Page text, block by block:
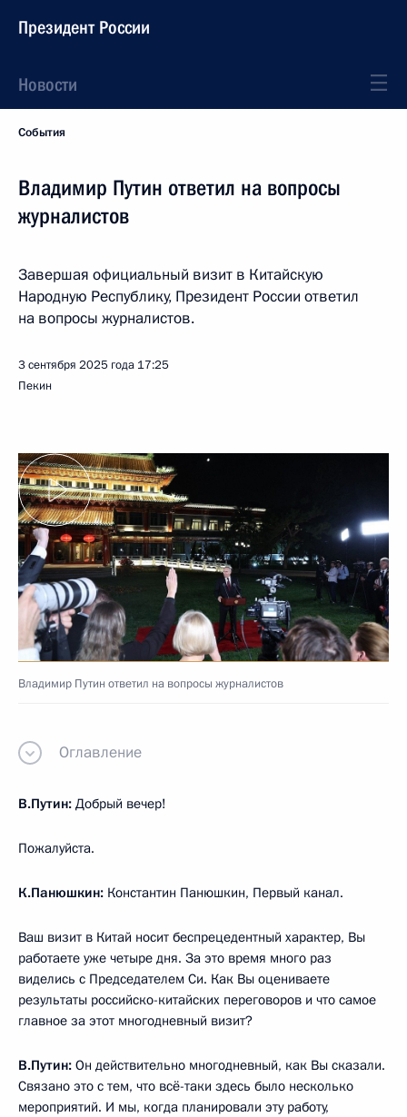
Президент России
Новости
События
Владимир Путин ответил на вопросы
журналистов
Завершая официальный визит в Китайскую
Народную Республику, Президент России ответил
на вопросы журналистов.
3 сентября 2025 года 17:25
Пекин
Владимир Путин ответил на вопросы журналистов
Оглавление
В.Путин: Добрый вечер!
Пожалуйста.
К.Панюшкин: Константин Панюшкин, Первый канал.
Ваш визит в Китай носит беспрецедентный характер, Вы
работаете уже четыре дня. За это время много раз
виделись с Председателем Си. Как Вы оцениваете
результаты российско-китайских переговоров и что самое
главное за этот многодневный визит?
В.Путин: Он действительно многодневный, как Вы сказали.
Связано это с тем, что всё-таки здесь было несколько
мероприятий. И мы, когда планировали эту работу,